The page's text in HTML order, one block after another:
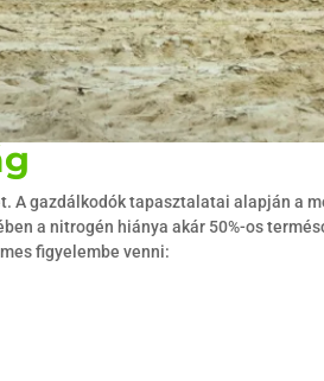
A gazdálkodók tapasztalatai alapján a
a nitrogén hiánya akár 50%-os
figyelembe venni: